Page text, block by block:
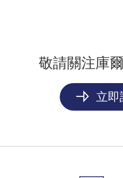
敬請關注庫
立即